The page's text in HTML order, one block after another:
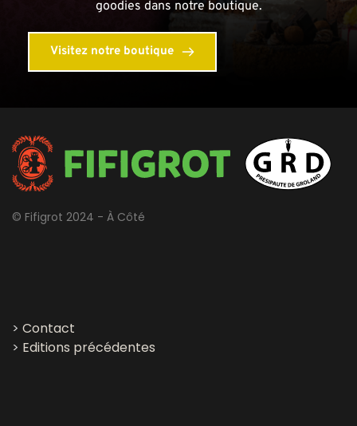
goodies dans notre boutique.
Visitez notre boutique
© Fifigrot 2024 - À Côté
> Contact
> Editions précédentes